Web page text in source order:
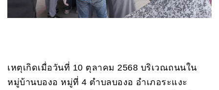
เหตุเกิดเมื่อวันที่ 10 ตุลาคม 2568 บริเวณถนนใน
หมู่บ้านบองอ หมู่ที่ 4 ตำบลบองอ อำเภอระแงะ